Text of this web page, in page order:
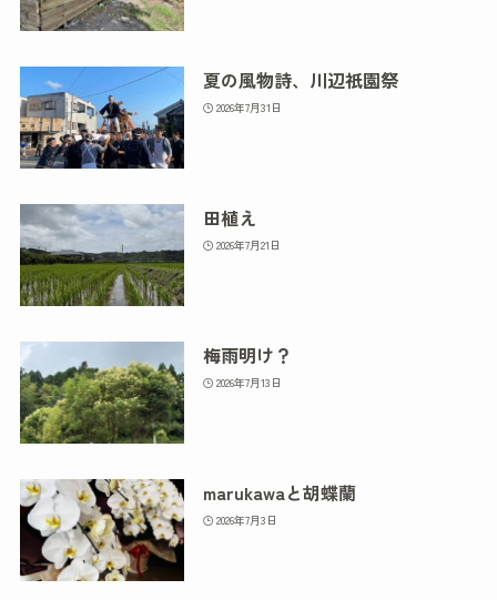
夏の風物詩、川辺祇園祭
2026年7月31日
田植え
2026年7月21日
梅雨明け？
2026年7月13日
marukawaと胡蝶蘭
2026年7月3日